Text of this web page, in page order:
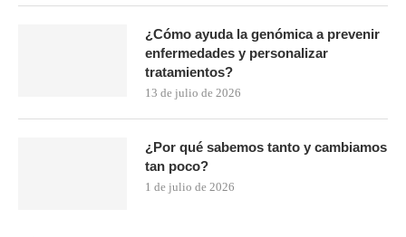
¿Cómo ayuda la genómica a prevenir
enfermedades y personalizar
tratamientos?
13 de julio de 2026
¿Por qué sabemos tanto y cambiamos
tan poco?
1 de julio de 2026